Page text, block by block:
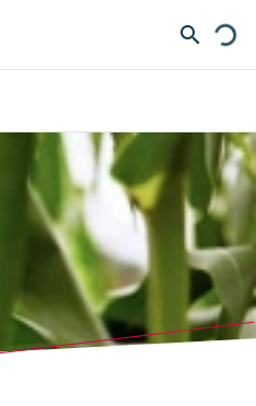
search